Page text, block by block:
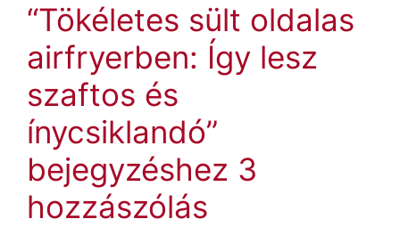
“Tökéletes sült oldalas
airfryerben: Így lesz
szaftos és
ínycsiklandó”
bejegyzéshez 3
hozzászólás